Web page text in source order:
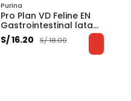
Purina
Pro Plan VD Feline EN
Gastrointestinal lata
156 g
S/ 16.20 S/ 18.00